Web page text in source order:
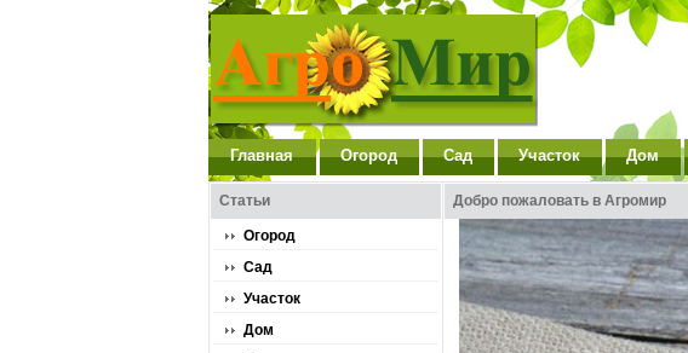
Главная Огород Сад Участок Дом
Статьи
Огород
Сад
Участок
Дом
Добро пожаловать в Агромир